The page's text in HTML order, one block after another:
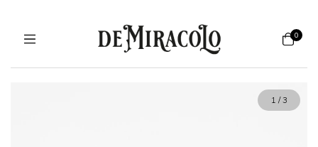
0
1 /3